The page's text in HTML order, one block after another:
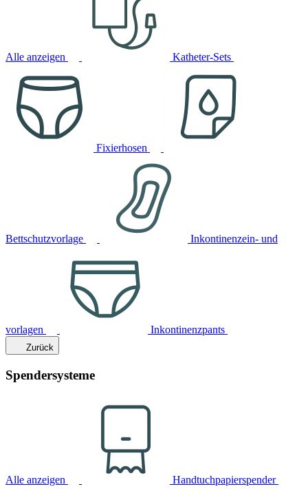
Alle anzeigen Katheter-Sets
Fixierhosen
Bettschutzvorlage Inkontinenzein- und
vorlagen Inkontinenzpants
Zurück
Spendersysteme
Alle anzeigen Handtuchpapierspender